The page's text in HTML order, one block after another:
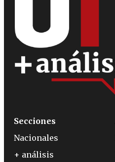
Secciones
Nacionales
+ análisis